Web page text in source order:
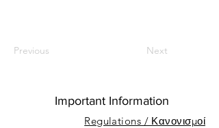
Previous Next
Important Information
Regulations / Κανονισμοί